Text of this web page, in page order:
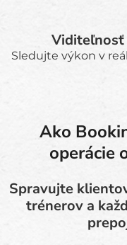
Viditeľnosť
Sledujte výkon v
Ako
operácie
Spravujte
trénerov a